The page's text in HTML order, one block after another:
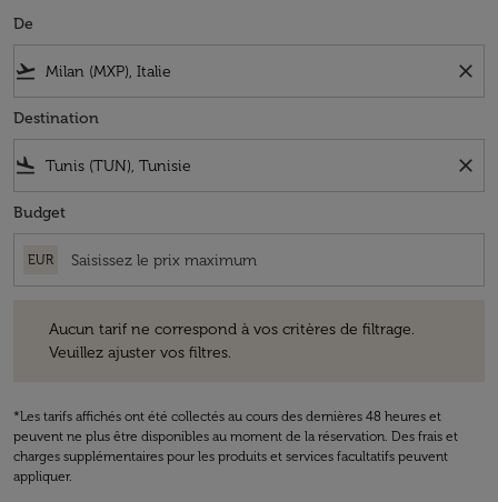
De
flight_takeoff close
Destination
flight_land close
Budget
EUR
Aucun tarif ne correspond à vos critères de filtrage.
Veuillez ajuster vos filtres.
*Les tarifs affichés ont été collectés au cours des dernières 48 heures et
peuvent ne plus être disponibles au moment de la réservation. Des frais et
charges supplémentaires pour les produits et services facultatifs peuvent
appliquer.